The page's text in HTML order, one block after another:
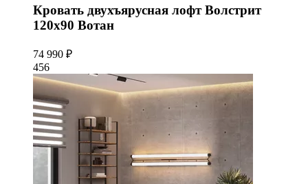
Кровать двухъярусная лофт Волстрит
120x90 Вотан
74 990 ₽
456